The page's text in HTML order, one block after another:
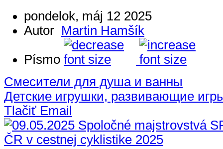
pondelok, máj 12 2025
Autor Martin Hamšík
Písmo
Смесители для душа и ванны
Детские игрушки, развивающие
Tlačiť Email